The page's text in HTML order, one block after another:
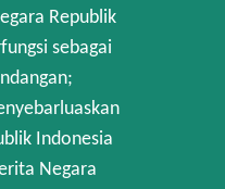
Republik
sebagai
Indonesia
Negara